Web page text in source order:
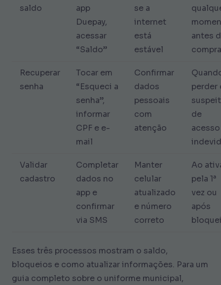
saldo
app
Duepay,
acessar
“Saldo”
se a
internet
está
estável
antes
Recuperar
senha
Tocar em
“Esqueci a
senha”,
informar
CPF e e-
mail
Confirmar
dados
pessoais
com
atenção
perder
de
acesso
Validar
cadastro
Completar
dados no
app e
confirmar
via SMS
Manter
celular
atualizado
e número
correto
Ao
pela 1ª
vez ou
após
Esses três processos mostram o saldo,
bloqueios e como atualizar informações. Para um
guia completo sobre o uniforme municipal,